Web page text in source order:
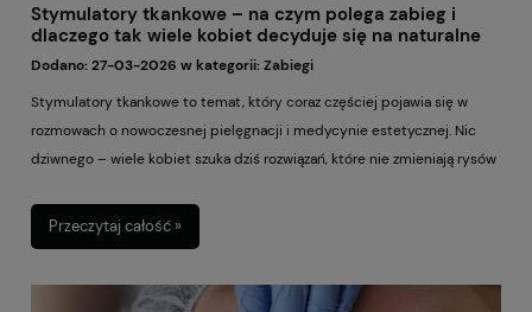
Stymulatory tkankowe – na czym polega zabieg i
dlaczego tak wiele kobiet decyduje się na naturalne
odmładzanie skóry?
Dodano:27-03-2026 w kategorii:Zabiegi
Stymulatory tkankowe to temat, który coraz częściej pojawia się w
rozmowach o nowoczesnej pielęgnacji i medycynie estetycznej. Nic
dziwnego – wiele kobiet szuka dziś rozwiązań, które nie zmieniają rysów
„zrobiona”. Coraz częściej zależy nam po prostu na tym, żeby skóra
wyglądała świeżo, zdrowo i promiennie. Chcemy wyglądać na
dlatego stymulatory tkankowe wzbudzają tak duże zainteresowanie. Dla
Przeczytaj całość »